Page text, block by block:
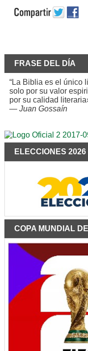
FRASE DEL DÍA
“La Biblia es el único
solo por su valor
por su calidad
— Juan Gossaín
ELECCIONES 2026
COPA MUNDIAL